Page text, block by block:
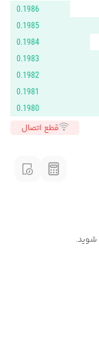
0.1986
0.1985
0.1984
0.1983
0.1982
0.1981
0.1980
قطع اتصال
شوید.